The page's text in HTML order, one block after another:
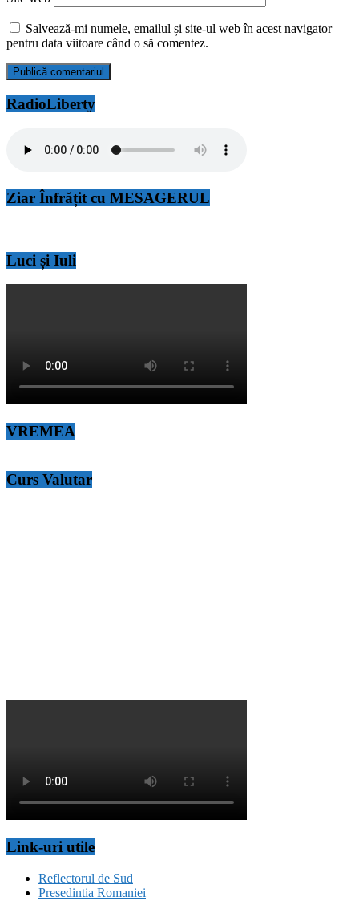
Salvează-mi numele, emailul și site-ul web în acest navigator
pentru data viitoare când o să comentez.
RadioLiberty
Ziar Înfrățit cu MESAGERUL
Luci și Iuli
VREMEA
Curs Valutar
Link-uri utile
Reflectorul de Sud
Presedintia Romaniei